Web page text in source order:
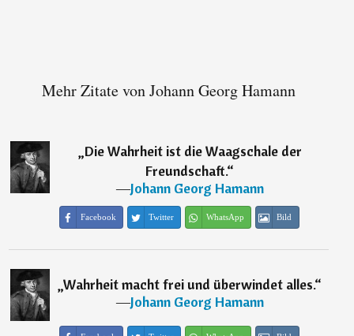
Mehr Zitate von Johann Georg Hamann
„Die Wahrheit ist die Waagschale der
Freundschaft.“
―Johann Georg Hamann
Facebook Twitter WhatsApp Bild
„Wahrheit macht frei und überwindet alles.“
―Johann Georg Hamann